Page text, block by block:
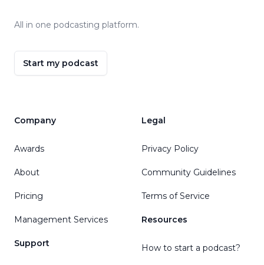
All in one podcasting platform.
Start my podcast
Company
Awards
About
Pricing
Management Services
Support
Legal
Privacy Policy
Community Guidelines
Terms of Service
Resources
How to start a podcast?